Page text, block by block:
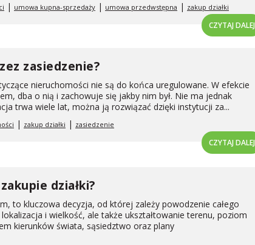
| umowa kupna-sprzedaży | umowa przedwstępna | zakup działki
CZYTAJ DALEJ
zasiedzenie?
nieruchomości nie są do końca uregulowane. W efekcie
dba o nią i zachowuje się jakby nim był. Nie ma jednak
trwa wiele lat, można ją rozwiązać dzięki instytucji za...
| zakup działki | zasiedzenie
CZYTAJ DALEJ
działki?
to kluczowa decyzja, od której zależy powodzenie całego
i wielkość, ale także ukształtowanie terenu, poziom
kierunków świata, sąsiedztwo oraz plany